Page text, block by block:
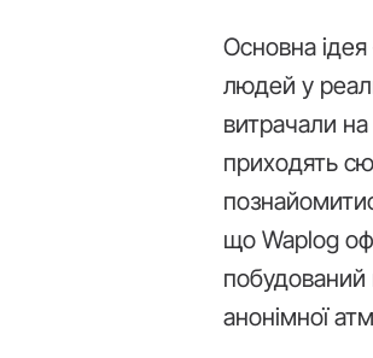
Основна
людей у
витрачали
приходять
що Waplog
побудований
анонімної